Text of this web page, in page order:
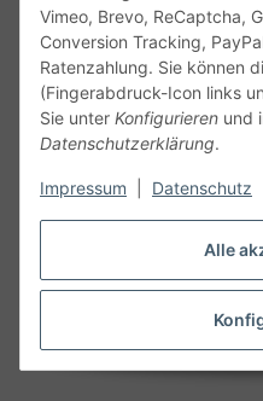
Alle
Vimeo, Brevo, ReCaptcha,
Conversion Tracking,
Ratenzahlung. Sie können
(Fingerabdruck-Icon links
Sie unter Konfigurieren und
Datenschutzerklärung.
Impressum Datenschutz
Gesetzliche Informationen
Alle technischen Angaben
Angaben vorbehalten.
unseren Kundenservice.
Vertrag widerrufen